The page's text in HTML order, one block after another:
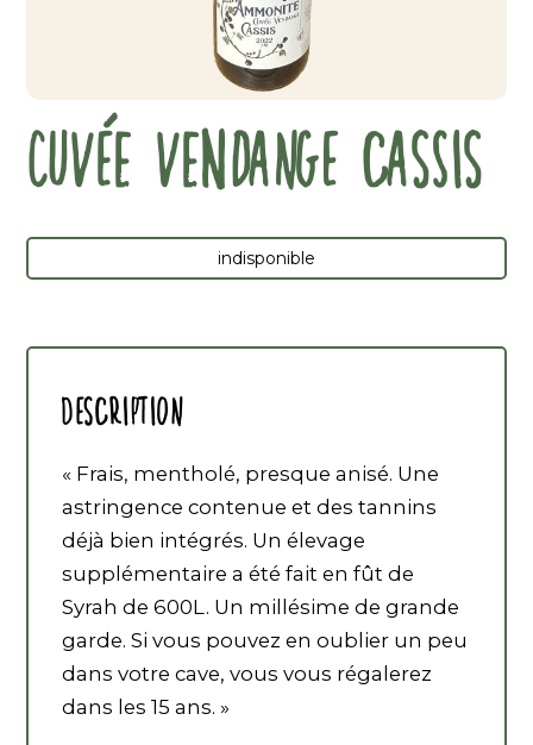
CUVÉE VENDANGE CASSIS
indisponible
Description
« Frais, mentholé, presque anisé. Une
astringence contenue et des tannins
déjà bien intégrés. Un élevage
supplémentaire a été fait en fût de
Syrah de 600L. Un millésime de grande
garde. Si vous pouvez en oublier un peu
dans votre cave, vous vous régalerez
dans les 15 ans. »